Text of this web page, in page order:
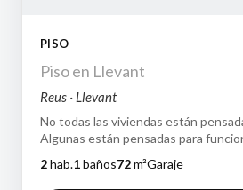
PISO
Piso en Llevant
Reus · Llevant
No todas las viviendas están
Algunas están pensadas para
2hab.1baños72m²Garaje